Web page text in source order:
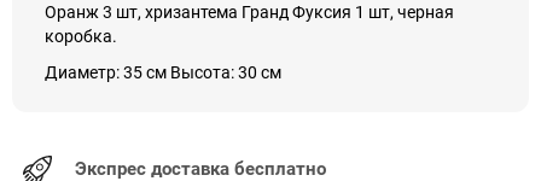
Оранж 3 шт, хризантема Гранд Фуксия 1 шт, черная
коробка.
Диаметр: 35 см Высота: 30 см
Экспрес доставка бесплатно